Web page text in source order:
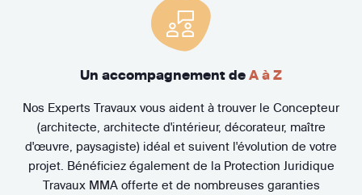
Un accompagnement de A à Z
Nos Experts Travaux vous aident à trouver le Concepteur
(architecte, architecte d'intérieur, décorateur, maître
d'œuvre, paysagiste) idéal et suivent l'évolution de votre
projet. Bénéficiez également de la Protection Juridique
Travaux MMA offerte et de nombreuses garanties